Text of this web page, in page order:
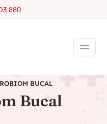
880
BUCAL
Bucal